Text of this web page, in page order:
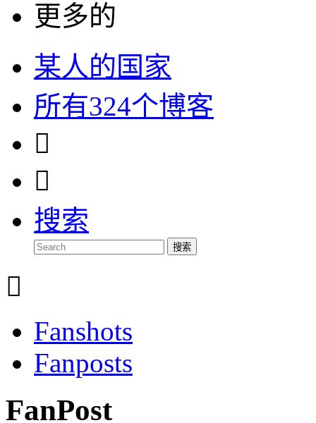
更多的
某人的国家
所有324个博客


搜索
搜索

Fanshots
Fanposts
FanPost